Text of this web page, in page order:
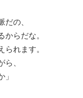
だの、
からだな。
られます。
、
」